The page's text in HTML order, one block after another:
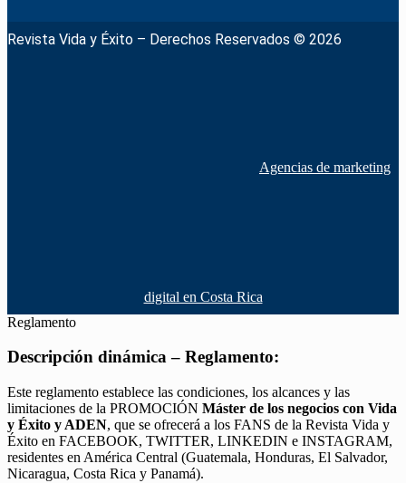
Revista Vida y Éxito – Derechos Reservados © 2026
Agencias de marketing
digital en Costa Rica
Reglamento
Descripción dinámica – Reglamento:
Este reglamento establece las condiciones, los alcances y las
limitaciones de la PROMOCIÓN Máster de los negocios con Vida
y Éxito y ADEN, que se ofrecerá a los FANS de la Revista Vida y
Éxito en FACEBOOK, TWITTER, LINKEDIN e INSTAGRAM,
residentes en América Central (Guatemala, Honduras, El Salvador,
Nicaragua, Costa Rica y Panamá).